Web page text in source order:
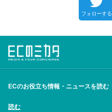
フォローする
ECのお役立ち情報・ニュースを読む
読む